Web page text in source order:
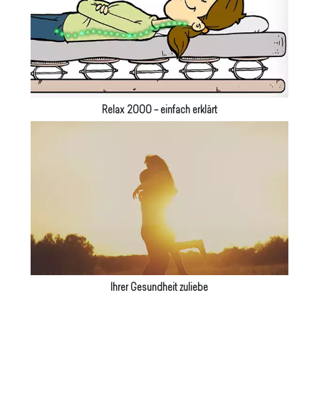
Relax 2000 – einfach erklärt
Ihrer Gesundheit zuliebe